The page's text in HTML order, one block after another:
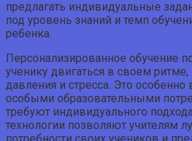
предлагать индивидуальные
под уровень знаний и темп
ребенка.
Персонализированное обучение
ученику двигаться в своем
давления и стресса. Это
особыми образовательными
требуют индивидуального
технологии позволяют учителям